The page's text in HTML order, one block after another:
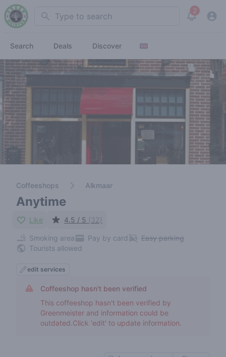
Search 2
View
Search Deals Discover
Coffeeshops Alkmaar
Anytime
Like 4.5 / 5 (32)
Smoking area Pay by card
Easy parking
Tourists allowed
edit services
Coffeeshop hasn't been verified
This coffeeshop hasn't been verified by
Greenmeister and information could be
outdated.Click 'edit' to update information.